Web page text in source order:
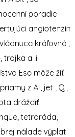
poradie
angiotenzín
kráľovná ,
trojka a ii.
Eso môže žiť
z A , jet , Q ,
dráždiť
tetraráda,
nálade výplat